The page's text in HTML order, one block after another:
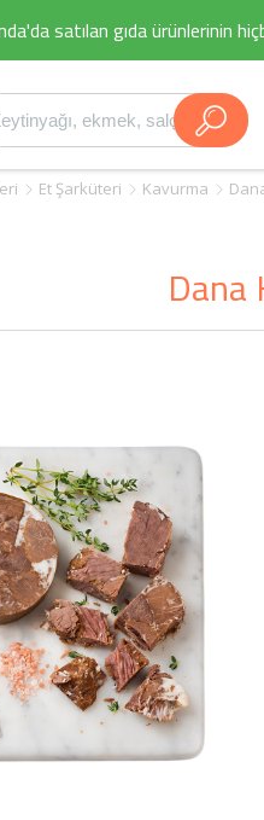
satılan gıda ürünlerinin
Et Şarküteri Kavurma